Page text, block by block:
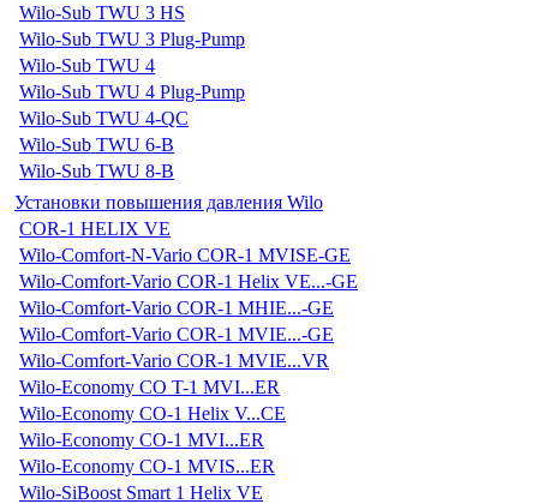
Wilo-Sub TWU 3 HS
Wilo-Sub TWU 3 Plug-Pump
Wilo-Sub TWU 4
Wilo-Sub TWU 4 Plug-Pump
Wilo-Sub TWU 4-QC
Wilo-Sub TWU 6-B
Wilo-Sub TWU 8-B
Установки повышения давления Wilo
COR-1 HELIX VE
Wilo-Comfort-N-Vario COR-1 MVISE-GE
Wilo-Comfort-Vario COR-1 Helix VE...-GE
Wilo-Comfort-Vario COR-1 MHIE...-GE
Wilo-Comfort-Vario COR-1 MVIE...-GE
Wilo-Comfort-Vario COR-1 MVIE...VR
Wilo-Economy CO T-1 MVI...ER
Wilo-Economy CO-1 Helix V...CE
Wilo-Economy CO-1 MVI...ER
Wilo-Economy CO-1 MVIS...ER
Wilo-SiBoost Smart 1 Helix VE